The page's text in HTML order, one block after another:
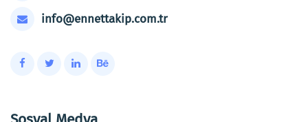
info@ennettakip.com.tr